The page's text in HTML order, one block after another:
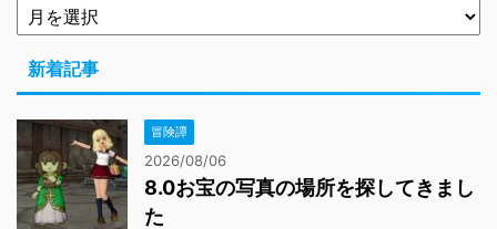
新着記事
冒険譚
2026/08/06
8.0お宝の写真の場所を探してきまし
た